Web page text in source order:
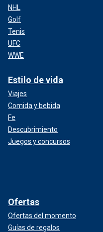
NHL
Golf
Tenis
UFC
WWE
Estilo de vida
Viajes
Comida y bebida
Fe
Descubrimiento
Juegos y concursos
Ofertas
Ofertas del momento
Guías de regalos